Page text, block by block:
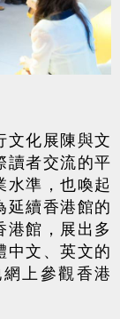
文化展陳與文
讀者交流的平
水準，也喚起
延續香港館的
港館，展出多
中文、英文的
上參觀香港